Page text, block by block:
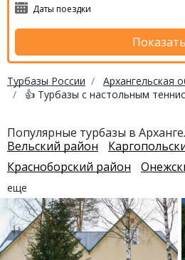
Показать
Турбазы России Архангельская
👍 Турбазы с настольным
Популярные турбазы в
Вельский район
Красноборский район
еще
Красноборский район